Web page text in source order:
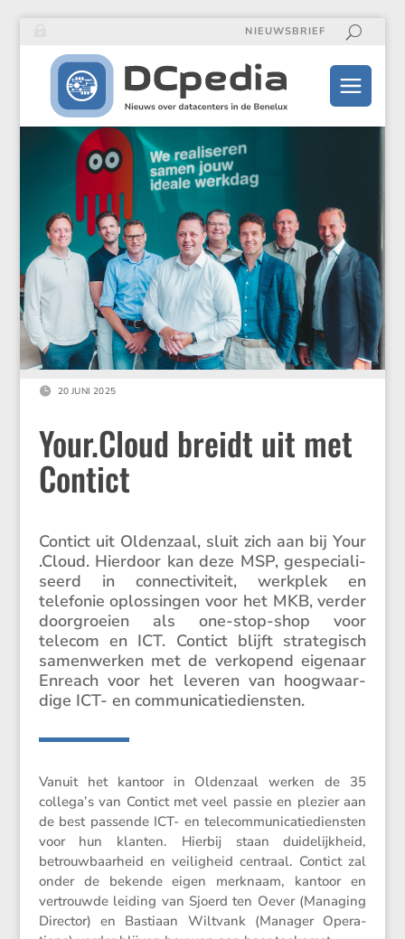
NIEUWSBRIEF
 20 JUNI 2025
Your​.Cloud breidt uit met
Contict
Contict uit Olden­zaal, sluit zich aan bij Your​
.Cloud. Hierdoor kan deze MSP, gespe­ci­a­li­
seerd in connec­ti­vi­teit, werkplek en
telefonie oplos­singen voor het MKB, verder
doorgroeien als one-stop-shop voor
telecom en ICT. Contict blijft strate­gisch
samen­werken met de verko­pend eigenaar
Enreach voor het leveren van hoogwaar­
dige ICT- en communicatiediensten.
Vanuit het kantoor in Olden­zaal werken de 35
collega’s van Contict met veel passie en plezier aan
de best passende ICT- en telecom­mu­ni­ca­tie­dien­sten
voor hun klanten. Hierbij staan duide­lijk­heid,
betrouw­baar­heid en veilig­heid centraal. Contict zal
onder de bekende eigen merknaam, kantoor en
vertrouwde leiding van Sjoerd ten Oever (Managing
Director) en Bastiaan Wiltvank (Manager Opera­